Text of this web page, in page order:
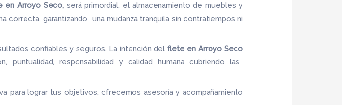
en Arroyo Seco, será primordial, el almacenamiento de muebles y
garantizando una mudanza tranquila sin contratiempos ni
confiables y seguros. La intención delflete en Arroyo Seco
puntualidad, responsabilidad y calidad humana cubriendo las
para lograr tus objetivos, ofrecemos asesoría y acompañamiento